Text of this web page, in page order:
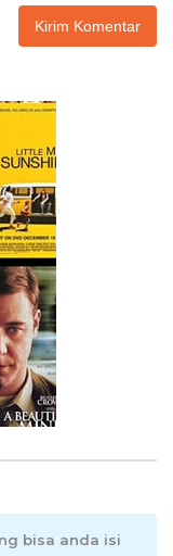
bisa anda isi